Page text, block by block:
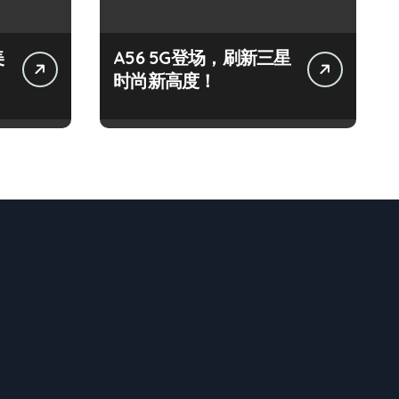
A56 5G登场，刷新三星
时尚新高度！